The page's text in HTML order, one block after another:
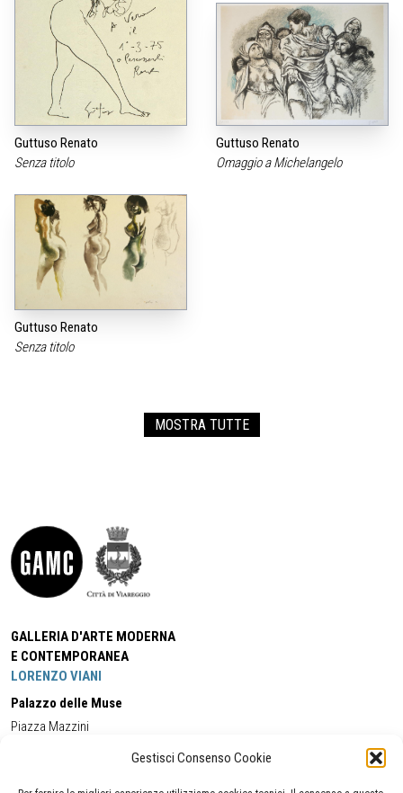
Gestisci Consenso Cookie
Guttuso Renato
Senza titolo
Guttuso Renato
Omaggio a Michelangelo
Guttuso Renato
Senza titolo
MOSTRA TUTTE
GALLERIA D'ARTE MODERNA
E CONTEMPORANEA
LORENZO VIANI
Palazzo delle Muse
Piazza Mazzini
Cell:+39 338 5714978 (orario apertura Galleria)
Tel:
+39 0584 944580 (orario 09.00/13.00)